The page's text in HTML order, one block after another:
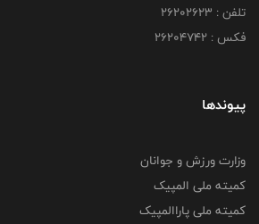
تلفن : ۲۶۲۰۲۶۲۳
فکس : ۲۶۲۰۴۷۴۲
پیوندها
وزارت ورزش و جوانان
کمیته ملی المپیک
کمیته ملی پاراالمپیک